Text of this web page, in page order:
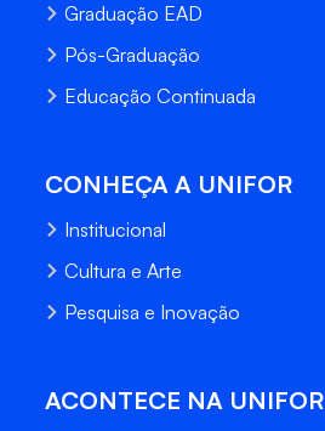
Graduação EAD
Pós-Graduação
Educação Continuada
CONHEÇA A UNIFOR
Institucional
Cultura e Arte
Pesquisa e Inovação
ACONTECE NA UNIFOR